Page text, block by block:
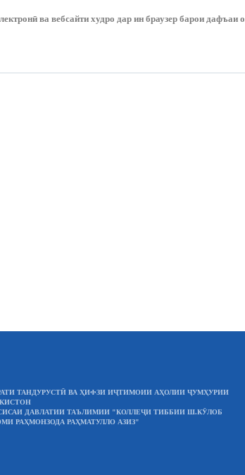
ва вебсайти худро дар ин браузер барои дафъаи
ТАНДУРУСТӢ ВА ҲИФЗИ ИҶТИМОИИ АҲОЛИИ ҶУМҲУРИИ
ДАВЛАТИИ ТАЪЛИМИИ "КОЛЛЕҶИ ТИББИИ Ш.КӮЛОБ
РАҲМОНЗОДА РАҲМАТУЛЛО АЗИЗ"